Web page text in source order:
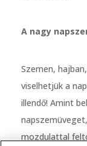
A nagy
Szemen,
viselhetjük a
illendő! Amint
mozdulattal